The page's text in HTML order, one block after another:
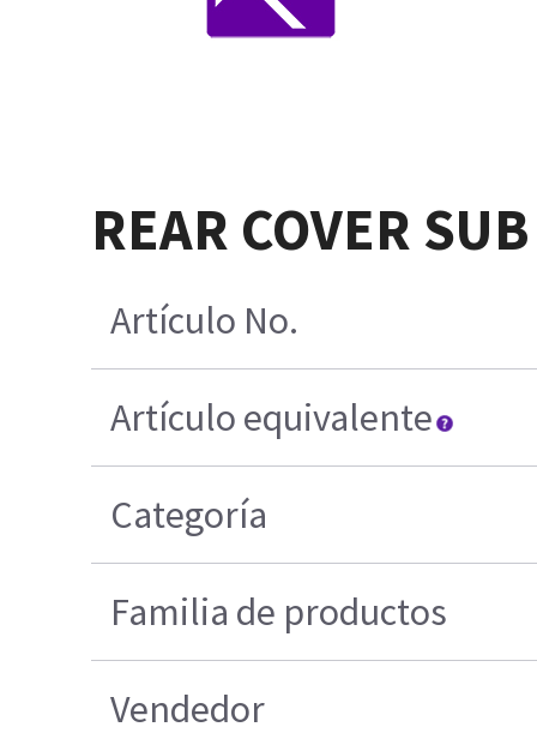
REAR COVER
Artículo No.
Artículo equivalente
Categoría
Familia de productos
Vendedor